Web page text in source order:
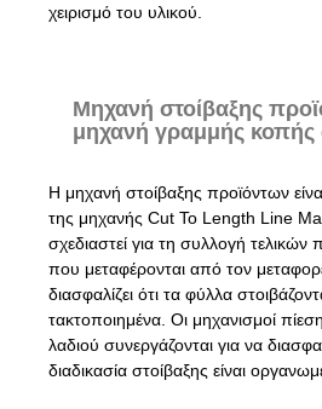
χειρισμό του υλικού.
Μηχανή στοίβαξης
μηχανή γραμμής κοπής
Η μηχανή στοίβαξης προϊόντων
της μηχανής Cut To Length Line
σχεδιαστεί για τη συλλογή
που μεταφέρονται από τον
διασφαλίζει ότι τα φύλλα
τακτοποιημένα. Οι μηχανισμοί
λαδιού συνεργάζονται για να
διαδικασία στοίβαξης είναι